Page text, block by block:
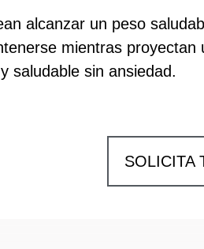
alcanzar un peso
mientras proyectan
saludable sin ansiedad.
SOLICITA